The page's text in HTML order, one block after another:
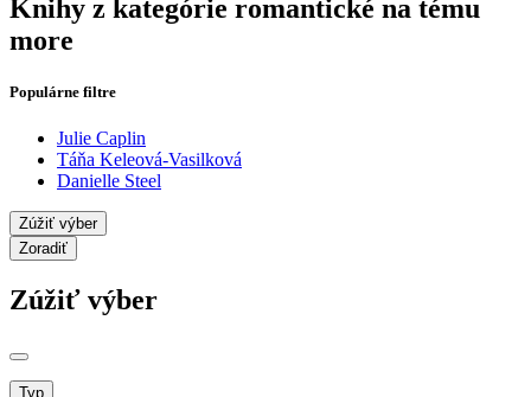
Knihy z kategórie romantické na tému
more
Populárne filtre
Julie Caplin
Táňa Keleová-Vasilková
Danielle Steel
Zúžiť výber
Zoradiť
Zúžiť výber
Typ